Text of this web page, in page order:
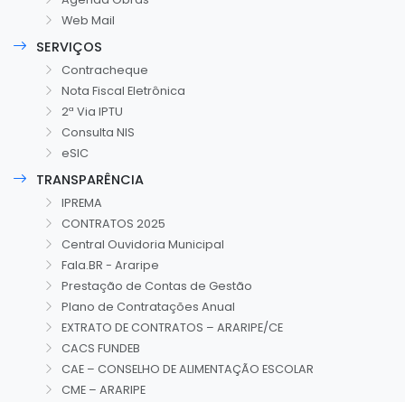
Web Mail
SERVIÇOS
Contracheque
Nota Fiscal Eletrônica
2ª Via IPTU
Consulta NIS
eSIC
TRANSPARÊNCIA
IPREMA
CONTRATOS 2025
Central Ouvidoria Municipal
Fala.BR - Araripe
Prestação de Contas de Gestão
Plano de Contratações Anual
EXTRATO DE CONTRATOS – ARARIPE/CE
CACS FUNDEB
CAE – CONSELHO DE ALIMENTAÇÃO ESCOLAR
CME – ARARIPE